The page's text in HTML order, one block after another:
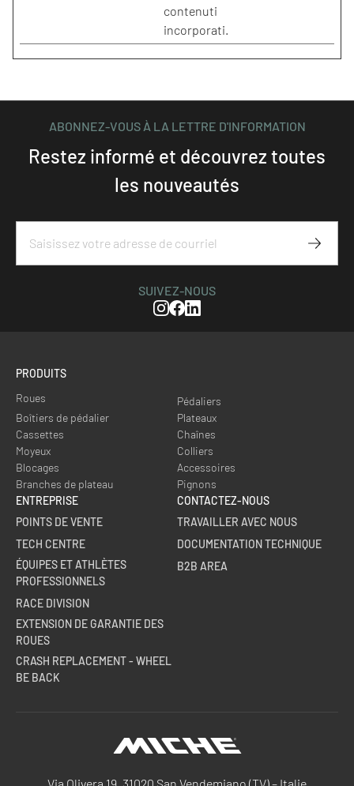
contenuti
incorporati.
ABONNEZ-VOUS À LA LETTRE D'INFORMATION
Restez informé et découvrez toutes
les nouveautés
SUIVEZ-NOUS
Instagram
Facebook
Linkedin
PRODUITS
Roues
Pédaliers
Boîtiers de pédalier
Plateaux
Cassettes
Chaînes
Moyeux
Colliers
Blocages
Accessoires
Branches de plateau
Pignons
ENTREPRISE
POINTS DE VENTE
TECH CENTRE
ÉQUIPES ET ATHLÈTES
PROFESSIONNELS
RACE DIVISION
EXTENSION DE GARANTIE DES
ROUES
CRASH REPLACEMENT - WHEEL
BE BACK
CONTACTEZ-NOUS
TRAVAILLER AVEC NOUS
DOCUMENTATION TECHNIQUE
B2B AREA